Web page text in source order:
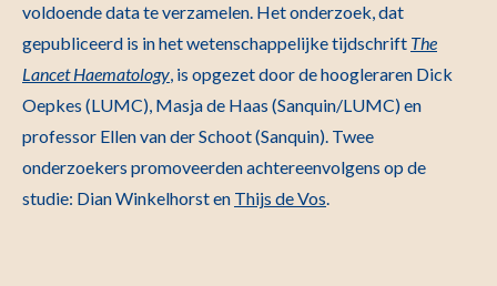
voldoende data te verzamelen. Het onderzoek, dat
gepubliceerd is in het wetenschappelijke tijdschrift The
Lancet Haematology, is opgezet door de hoogleraren Dick
Oepkes (LUMC), Masja de Haas (Sanquin/LUMC) en
professor Ellen van der Schoot (Sanquin). Twee
onderzoekers promoveerden achtereenvolgens op de
studie: Dian Winkelhorst en Thijs de Vos.